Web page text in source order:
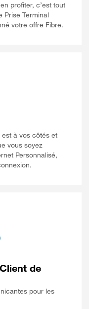
profiter, c’est tout
Prise Terminal
votre offre Fibre.
à vos côtés et
vous soyez
Personnalisé,
de
pour les